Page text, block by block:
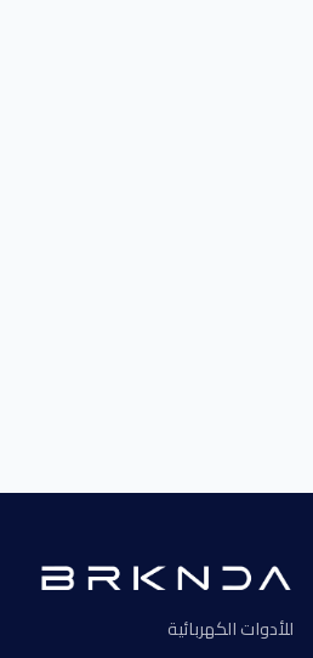
للأدوات الكهربائية